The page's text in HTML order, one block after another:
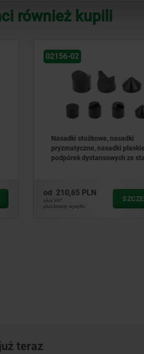
również kupili
02180
Elementy poziomujące
z płaską podporą,
od 208,93 PLN
plus VAT
plus koszty wysyłki
teraz